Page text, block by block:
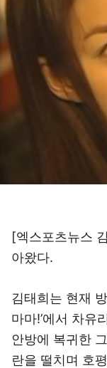
[엑스포츠뉴스
아왔다.
김태희는 현재
마마!’에서 차유
안방에 복귀한
란을 떨치며 호